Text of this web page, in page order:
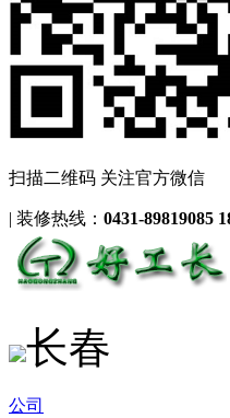
扫描二维码 关注官方微信
| 装修热线： 0431-89819085
长春
公司